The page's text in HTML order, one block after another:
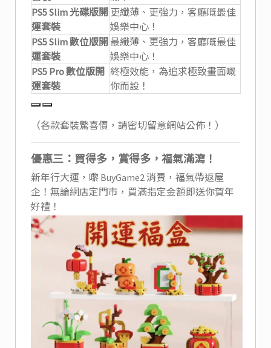
PS5 Slim 光碟版開
運套裝
更纖薄、更強力，客廳嘅最佳
娛樂中心！
PS5 Slim 數位版開
運套裝
最纖薄、更強力，客廳嘅最佳
娛樂中心！
PS5 Pro 數位版開
運套裝
終極效能，為追求極致畫面嘅
你而設！
（各款套裝驚喜價，請密切留意網站公佈！）
優惠三：買得多，賞得多，福氣滿瀉！
新年行大運，嚟 BuyGame2 消費，福氣帶返屋
企！無論網店定門市，買滿指定金額即送你賀年
好禮！